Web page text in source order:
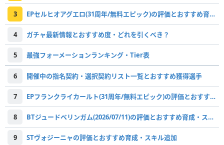
3 EPセルヒオアグエロ(31周年/無料エピック)の評価とおすすめ育成・スキル追加
4 ガチャ最新情報とおすすめ度・どれを引くべき？
5 最強フォーメーションランキング・Tier表
6 開催中の指名契約・選択契約リスト一覧とおすすめ獲得選手
7 EPフランクライカールト(31周年/無料エピック)の評価とおすすめ育成・スキル追加
8 BTジュードベリンガム(2026/07/11)の評価とおすすめ育成・スキル追加
9 STヴォジーニャの評価とおすすめ育成・スキル追加